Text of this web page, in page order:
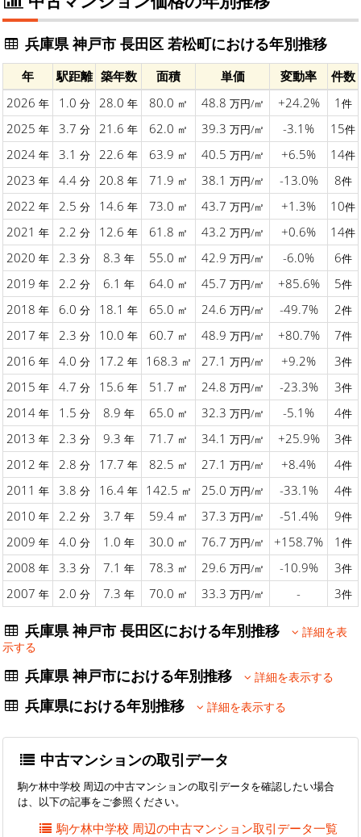
兵庫県 神戸市 長田区 若松町における年別推移
年 駅距離 築年数 面積 単価 変動率
件数
2026 年 1.0 分 28.0 年 80.0 ㎡ 48.8 万円/㎡ +24.2% 1 件
2025 年 3.7 分 21.6 年 62.0 ㎡ 39.3 万円/㎡ -3.1% 15件
2024 年 3.1 分 22.6 年 63.9 ㎡ 40.5 万円/㎡ +6.5% 14件
2023 年 4.4 分 20.8 年 71.9 ㎡ 38.1 万円/㎡ -13.0% 8件
2022 年 2.5 分 14.6 年 73.0 ㎡ 43.7 万円/㎡ +1.3% 10件
2021 年 2.2 分 12.6 年 61.8 ㎡ 43.2 万円/㎡ +0.6% 14件
2020 年 2.3 分 8.3 年 55.0 ㎡ 42.9 万円/㎡ -6.0% 6件
2019 年 2.2 分 6.1 年 64.0 ㎡ 45.7 万円/㎡ +85.6% 5件
2018 年 6.0 分 18.1 年 65.0 ㎡ 24.6 万円/㎡ -49.7% 2件
2017 年 2.3 分 10.0 年 60.7 ㎡ 48.9 万円/㎡ +80.7% 7件
2016 年 4.0 分 17.2 年 168.3 ㎡ 27.1 万円/㎡ +9.2% 3件
2015 年 4.7 分 15.6 年 51.7 ㎡ 24.8 万円/㎡ -23.3% 3件
2014 年 1.5 分 8.9 年 65.0 ㎡ 32.3 万円/㎡ -5.1% 4件
2013 年 2.3 分 9.3 年 71.7 ㎡ 34.1 万円/㎡ +25.9% 3件
2012 年 2.8 分 17.7 年 82.5 ㎡ 27.1 万円/㎡ +8.4% 4件
2011 年 3.8 分 16.4 年 142.5 ㎡ 25.0 万円/㎡ -33.1% 4件
2010 年 2.2 分 3.7 年 59.4 ㎡ 37.3 万円/㎡ -51.4% 9件
2009 年 4.0 分 1.0 年 30.0 ㎡ 76.7 万円/㎡ +158.7% 1 件
2008 年 3.3 分 7.1 年 78.3 ㎡ 29.6 万円/㎡ -10.9% 3件
2007 年 2.0 分 7.3 年 70.0 ㎡ 33.3 万円/㎡ - 3件
兵庫県 神戸市 長田区における年別推移
詳細を表
示する
兵庫県 神戸市における年別推移 詳細を表示する
兵庫県における年別推移 詳細を表示する
中古マンションの取引データ
駒ケ林中学校 周辺の中古マンションの取引データを確認したい場合
は、以下の記事をご参照ください。
駒ケ林中学校 周辺の中古マンション取引データ一覧